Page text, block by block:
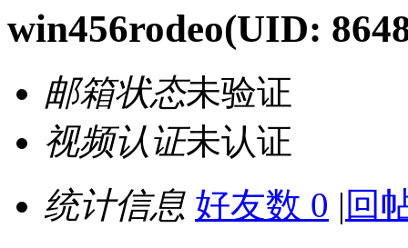
win456rodeo(UID:
邮箱状态未验证
视频认证未认证
统计信息 好友数 0 | 回